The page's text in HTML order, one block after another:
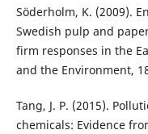
Söderholm, K. (2009).
Swedish pulp and
firm responses in the
and the Environment,
Tang, J. P. (2015).
chemicals: Evidence